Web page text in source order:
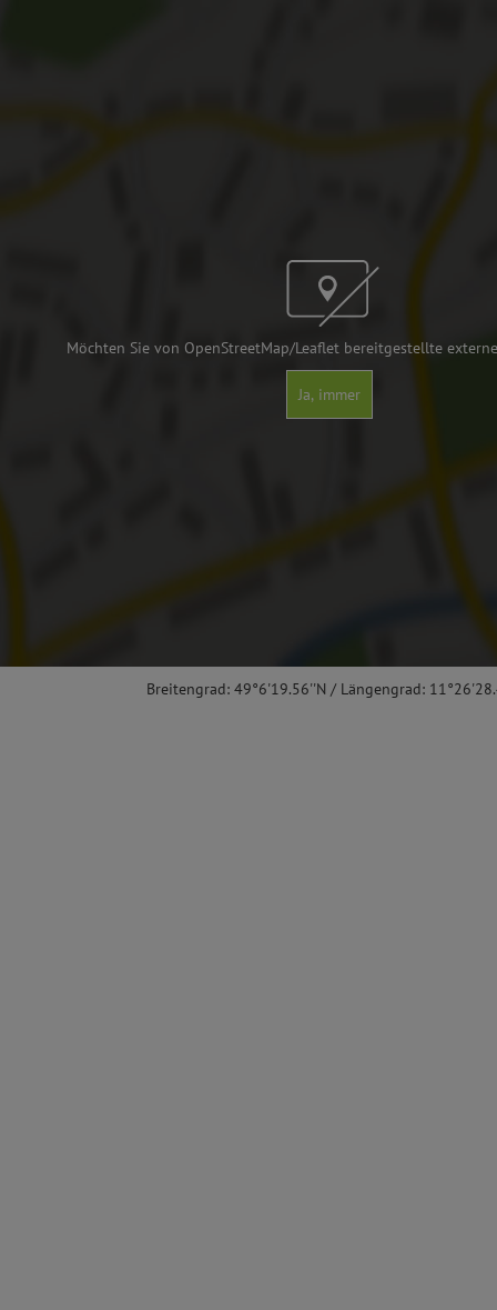
Möchten Sie von OpenStreetMap/Leaflet bereitgestellte
Ja, immer
Breitengrad: 49°6'19.56''N / Längengrad: